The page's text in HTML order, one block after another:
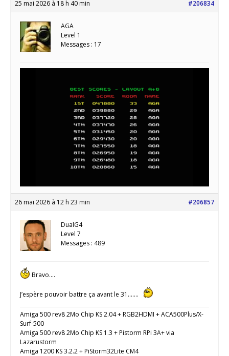
25 mai 2026 à 18 h 40 min #206834
AGA
Level 1
Messages : 17
26 mai 2026 à 12 h 23 min #206857
DualG4
Level 7
Messages : 489
Bravo….
J’espère pouvoir battre ça avant le 31…….
Amiga 500 rev8 2Mo Chip KS 2.04 + RGB2HDMI + ACA500Plus/X-
Surf-500
Amiga 500 rev8 2Mo Chip KS 1.3 + Pistorm RPi 3A+ via
Lazarustorm
Amiga 1200 KS 3.2.2 + PiStorm32Lite CM4